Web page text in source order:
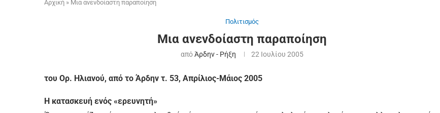
Αρχική » Μια ανενδοίαστη παραποίηση
Πολιτισμός
Μια ανενδοίαστη παραποίηση
απόΆρδην - Ρήξη 22 Ιουλίου 2005
του Ορ. Ηλιανού, από το Άρδην τ. 53, Απρίλιος-Μάιος 2005
Η κατασκευή ενός «ερευνητή»